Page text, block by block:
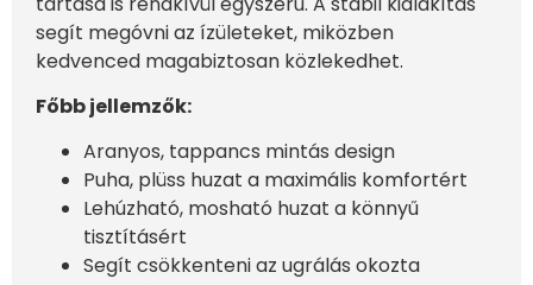
segít megóvni az ízületeket, miközben
kedvenced magabiztosan közlekedhet.
Főbb jellemzők:
Aranyos, tappancs mintás design
Puha, plüss huzat a maximális komfortért
Lehúzható, mosható huzat a könnyű
tisztításért
Segít csökkenteni az ugrálás okozta